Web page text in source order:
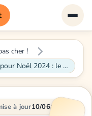
cher !
Guide des meilleurs jouets d'éveil pour Noël 2024 : le palmarès complet
à jour10/06/2026